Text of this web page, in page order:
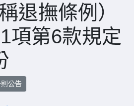
退撫條例）
項第6款規定
公告